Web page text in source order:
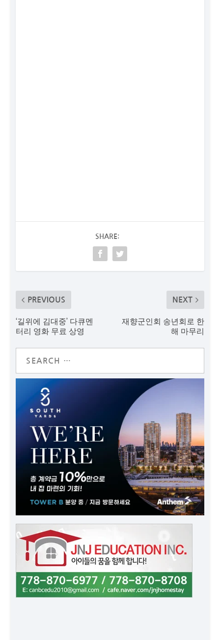
SHARE:
PREVIOUS
‘길위에 김대중’ 다큐멘
터리 영화 무료 상영
NEXT
재향군인회 송년회로 한
해 마무리